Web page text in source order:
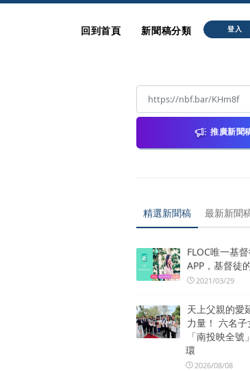
回到首頁 新聞稿分類 登入
推廣新聞
精選新聞稿 最新新聞
FLOC唯一基
APP，基督徒
2021/03/29
天上父親的愛
力量！ 六名
「南投映全
環
2026/08/08